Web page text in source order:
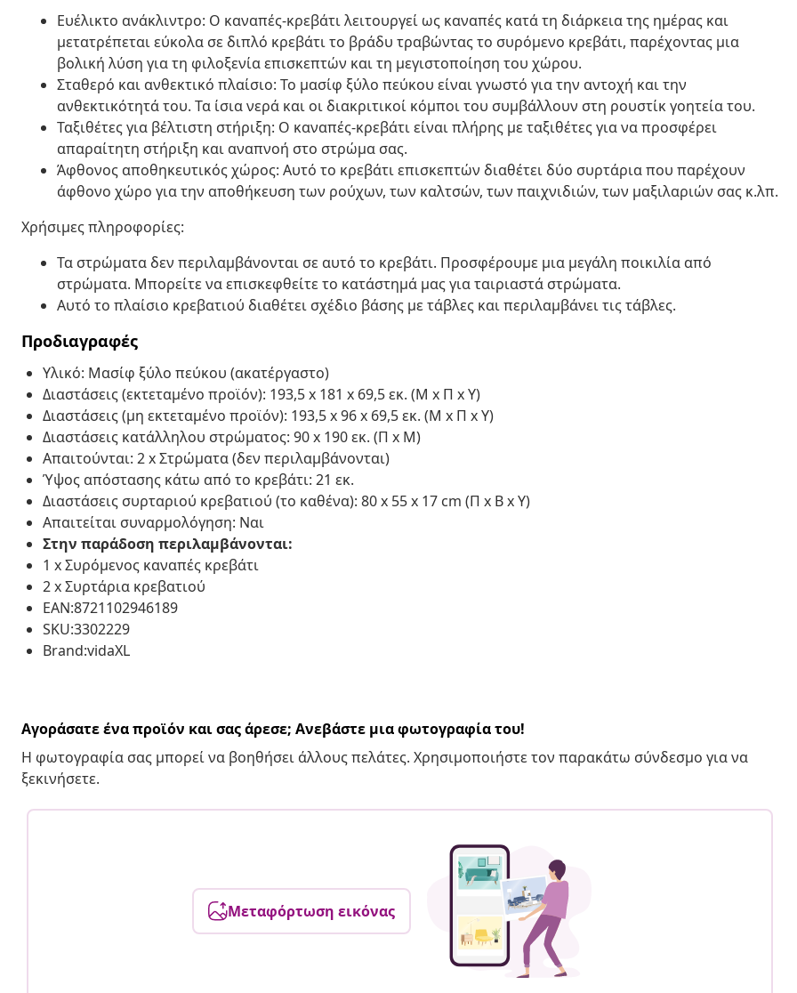
Ευέλικτο ανάκλιντρο: Ο καναπές-κρεβάτι λειτουργεί ως καναπές κατά τη διάρκεια της ημέρας και
μετατρέπεται εύκολα σε διπλό κρεβάτι το βράδυ τραβώντας το συρόμενο κρεβάτι, παρέχοντας μια
βολική λύση για τη φιλοξενία επισκεπτών και τη μεγιστοποίηση του χώρου.
Σταθερό και ανθεκτικό πλαίσιο: Το μασίφ ξύλο πεύκου είναι γνωστό για την αντοχή και την
ανθεκτικότητά του. Τα ίσια νερά και οι διακριτικοί κόμποι του συμβάλλουν στη ρουστίκ γοητεία του.
Ταξιθέτες για βέλτιστη στήριξη: Ο καναπές-κρεβάτι είναι πλήρης με ταξιθέτες για να προσφέρει
απαραίτητη στήριξη και αναπνοή στο στρώμα σας.
Άφθονος αποθηκευτικός χώρος: Αυτό το κρεβάτι επισκεπτών διαθέτει δύο συρτάρια που παρέχουν
άφθονο χώρο για την αποθήκευση των ρούχων, των καλτσών, των παιχνιδιών, των μαξιλαριών σας κ.λπ.
Χρήσιμες πληροφορίες:
Τα στρώματα δεν περιλαμβάνονται σε αυτό το κρεβάτι. Προσφέρουμε μια μεγάλη ποικιλία από
στρώματα. Μπορείτε να επισκεφθείτε το κατάστημά μας για ταιριαστά στρώματα.
Αυτό το πλαίσιο κρεβατιού διαθέτει σχέδιο βάσης με τάβλες και περιλαμβάνει τις τάβλες.
Προδιαγραφές
Υλικό: Μασίφ ξύλο πεύκου (ακατέργαστο)
Διαστάσεις (εκτεταμένο προϊόν): 193,5 x 181 x 69,5 εκ. (Μ x Π x Υ)
Διαστάσεις (μη εκτεταμένο προϊόν): 193,5 x 96 x 69,5 εκ. (Μ x Π x Υ)
Διαστάσεις κατάλληλου στρώματος: 90 x 190 εκ. (Π x Μ)
Απαιτούνται: 2 x Στρώματα (δεν περιλαμβάνονται)
Ύψος απόστασης κάτω από το κρεβάτι: 21 εκ.
Διαστάσεις συρταριού κρεβατιού (το καθένα): 80 x 55 x 17 cm (Π x Β x Υ)
Απαιτείται συναρμολόγηση: Ναι
Στην παράδοση περιλαμβάνονται:
1 x Συρόμενος καναπές κρεβάτι
2 x Συρτάρια κρεβατιού
EAN:8721102946189
SKU:3302229
Brand:vidaXL
Αγοράσατε ένα προϊόν και σας άρεσε; Ανεβάστε μια φωτογραφία του!
Η φωτογραφία σας μπορεί να βοηθήσει άλλους πελάτες. Χρησιμοποιήστε τον παρακάτω σύνδεσμο για να
ξεκινήσετε.
Μεταφόρτωση εικόνας